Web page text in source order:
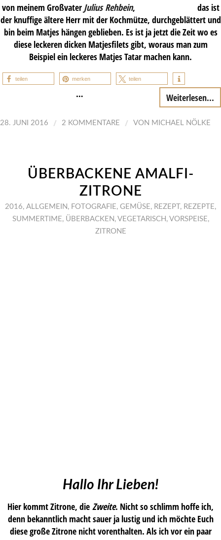
von meinem Großvater Julius Rehbein,
das ist
der knuffige ältere Herr mit der Kochmütze, durchgeblättert und
bin beim Matjes hängen geblieben. Es ist ja jetzt die Zeit wo es
diese leckeren dicken Matjesfilets gibt, woraus man zum
Beispiel ein leckeres Matjes Tatar machen kann.
teilen merken teilen
… Weiterlesen...
28. JUNI 2016 / 2 KOMMENTARE / VON MICHAEL NÖLKE
ÜBERBACKENE AMALFI-
ZITRONE
2016, ALLGEMEIN , FOTOGRAFIE, GEMÜSE, REZEPT , REZEPTE,
SUMMERTIME, ÜBERBACKEN , VEGETARISCH , VORSPEISE,
ZITRONE
Hallo Ihr Lieben!
Hier kommt Zitrone, die Zweite. Nicht so schlimm hoffe ich,
denn bekanntlich macht sauer ja lustig und ich möchte Euch
diese große Zitrone nicht vorenthalten. Als ich vor ein paar